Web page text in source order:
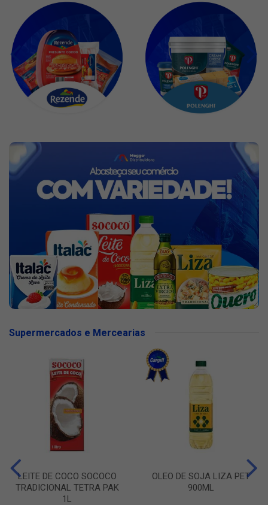
Supermercados e Mercearias
LEITE DE COCO SOCOCO
TRADICIONAL TETRA PAK
1L
OLEO DE SOJA LIZA PET
900ML